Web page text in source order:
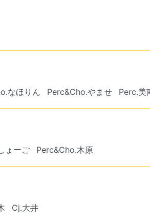
なほりん Perc&Cho.やませ Perc.美
ょーご Perc&Cho.木原
Cj.大井